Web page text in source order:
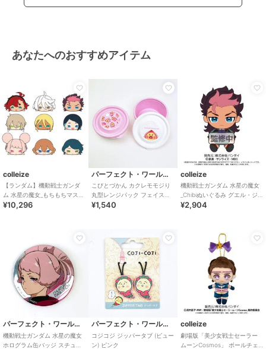
あなたへのおすすめアイテム
colleize
【ランダム】機動戦士ガンダ
ム 水星の魔女_もちもちマスコ
ット 1BOX
¥10,296
パーフェクト・ワールド・トーキョー
こびとづかん カクレモモジり
丸型レンジパック フェイス＆
シルエット
¥1,540
colleize
機動戦士ガンダム 水星の魔女
_Chibiぬいぐるみ グエル・ジ
ェターク
¥2,904
パーフェクト・ワールド・トーキョー
機動戦士ガンダム 水星の魔女
ホログラム缶バッジ スチュチ
パーフェクト・ワールド・トーキョー
コジコジ ジッパータブ (ビュー
ン) ピンク
colleize
劇場版「美少女戦士セーラー
ムーンCosmos」 ボールチェ